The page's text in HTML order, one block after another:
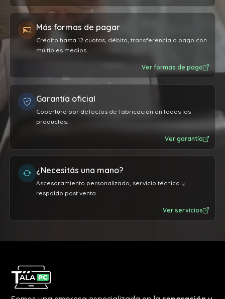
Más formas de pagar
Crédito hasta 12 cuotas, débito, transferencia o pago con
múltiples medios.
Ver formas de pago
Garantía oficial
Cobertura por defectos de fabricación en todos los
productos.
Ver garantía
¿Necesitás una mano?
Ascesoramiento personalizado, servicio técnico y
respaldo post venta.
Ver servicios